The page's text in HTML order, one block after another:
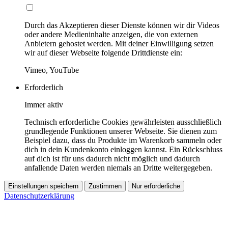
Durch das Akzeptieren dieser Dienste können wir dir Videos
oder andere Medieninhalte anzeigen, die von externen
Anbietern gehostet werden. Mit deiner Einwilligung setzen
wir auf dieser Webseite folgende Drittdienste ein:
Vimeo, YouTube
Erforderlich
Immer aktiv
Technisch erforderliche Cookies gewährleisten ausschließlich
grundlegende Funktionen unserer Webseite. Sie dienen zum
Beispiel dazu, dass du Produkte im Warenkorb sammeln oder
dich in dein Kundenkonto einloggen kannst. Ein Rückschluss
auf dich ist für uns dadurch nicht möglich und dadurch
anfallende Daten werden niemals an Dritte weitergegeben.
Einstellungen speichern Zustimmen Nur erforderliche
Datenschutzerklärung